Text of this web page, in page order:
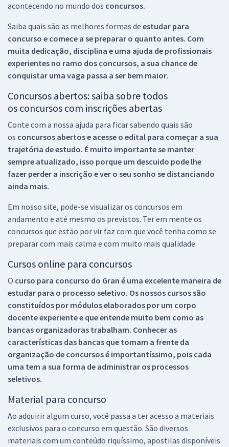
acontecendo no mundo dos concursos.
Saiba quais são as melhores formas de estudar para
concurso e comece a se preparar o quanto antes. Com
muita dedicação, disciplina e uma ajuda de profissionais
experientes no ramo dos concursos, a sua chance de
conquistar uma vaga passa a ser bem maior.
Concursos abertos: saiba sobre todos
os concursos com inscrições abertas
Conte com a nossa ajuda para ficar sabendo quais são
os concursos abertos e acesse o edital para começar a sua
trajetória de estudo. É muito importante se manter
sempre atualizado, isso porque um descuido pode lhe
fazer perder a inscrição e ver o seu sonho se distanciando
ainda mais.
Em nosso site, pode-se visualizar os concursos em
andamento e até mesmo os previstos. Ter em mente os
concursos que estão por vir faz com que você tenha como se
preparar com mais calma e com muito mais qualidade.
Cursos online para concursos
O curso para concurso do Gran é uma excelente maneira de
estudar para o processo seletivo. Os nossos cursos são
constituídos por módulos elaborados por um corpo
docente experiente e que entende muito bem como as
bancas organizadoras trabalham. Conhecer as
características das bancas que tomam a frente da
organização de concursos é importantíssimo, pois cada
uma tem a sua forma de administrar os processos
seletivos.
Material para concurso
Ao adquirir algum curso, você passa a ter acesso a materiais
exclusivos para o concurso em questão. São diversos
materiais com um conteúdo riquíssimo, apostilas disponíveis